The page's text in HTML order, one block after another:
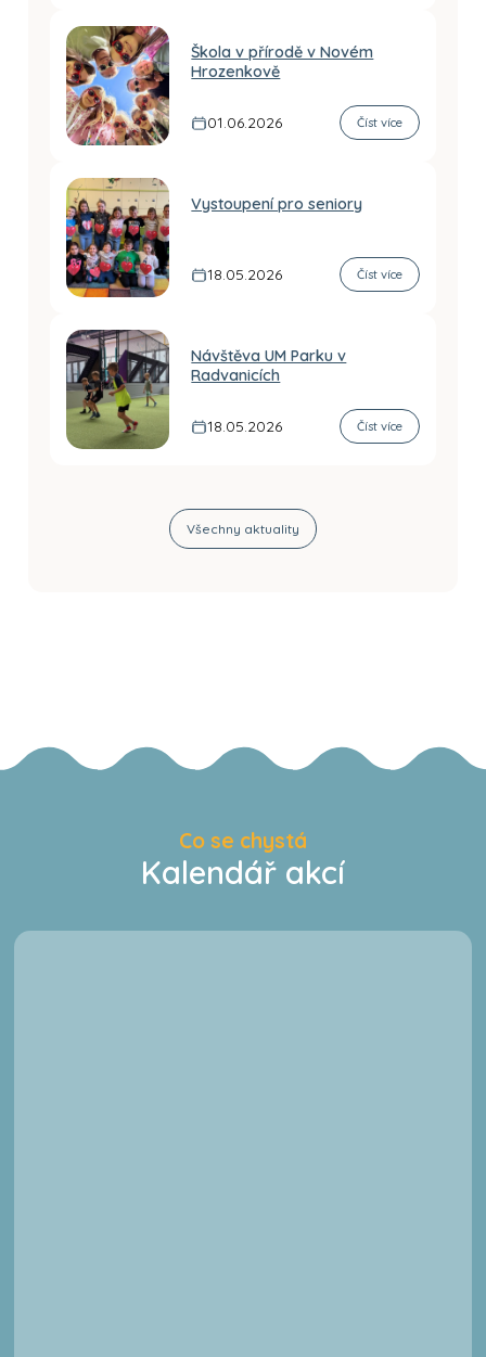
Škola v přírodě v Novém
Hrozenkově
01.06.2026 Číst více
Vystoupení pro seniory
18.05.2026 Číst více
Návštěva UM Parku v
Radvanicích
18.05.2026 Číst více
Všechny aktuality
Co se chystá
Kalendář akcí